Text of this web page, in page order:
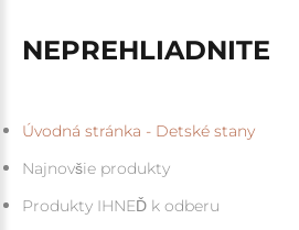
NEPREHLIADNITE
Úvodná stránka - Detské stany
Najnovšie produkty
Produkty IHNEĎ k odberu